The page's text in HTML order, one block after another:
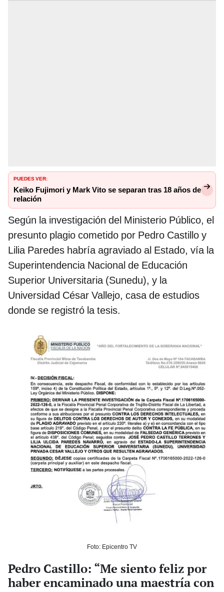
PUEDES VER:
Keiko Fujimori y Mark Vito se separan tras 18 años de
relación
Según la investigación del Ministerio Público, el
presunto plagio cometido por Pedro Castillo y
Lilia Paredes habría agraviado al Estado, vía la
Superintendencia Nacional de Educación
Superior Universitaria (Sunedu), y la
Universidad César Vallejo, casa de estudios
donde se registró la tesis.
Foto: Epicentro TV
Pedro Castillo: “Me siento feliz por
haber encaminado una maestría con